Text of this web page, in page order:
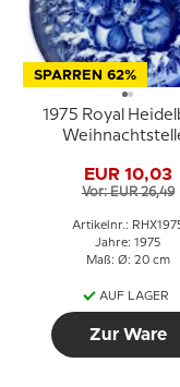
SPARREN 62%
1975 Royal
EUR 10,03
Vor: EUR 26,49
Artikelnr.:
Jahre: 1975
Maß: Ø: 20 cm
AUF LAGER
Zur Ware